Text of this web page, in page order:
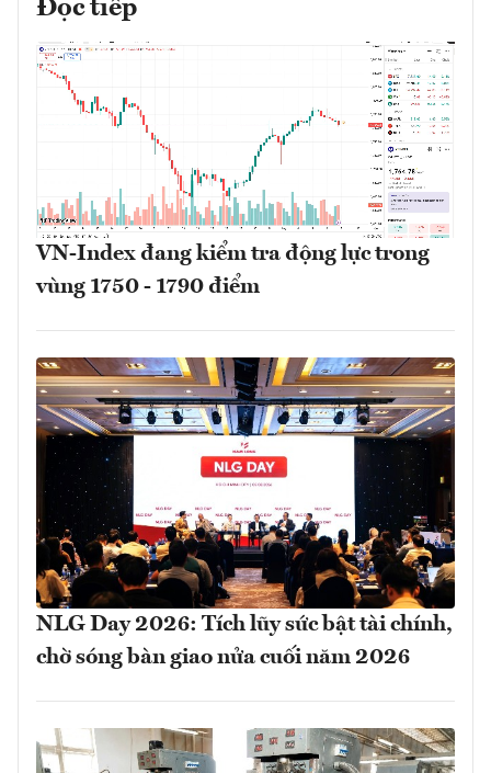
Đọc tiếp
VN-Index đang kiểm tra động lực trong
vùng 1750 - 1790 điểm
NLG Day 2026: Tích lũy sức bật tài chính,
chờ sóng bàn giao nửa cuối năm 2026